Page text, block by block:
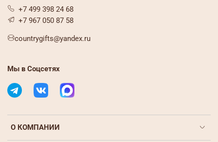
О КОМПАНИИ
+7 499 398 24 68
+7 967 050 87 58
countrygifts@yandex.ru
Мы в Соцсетях